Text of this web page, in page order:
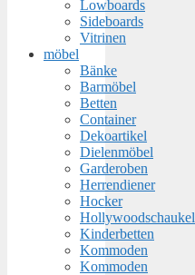
Lowboards
Sideboards
Vitrinen
möbel
Bänke
Barmöbel
Betten
Container
Dekoartikel
Dielenmöbel
Garderoben
Herrendiener
Hocker
Hollywoodschaukel
Kinderbetten
Kommoden
Kommoden